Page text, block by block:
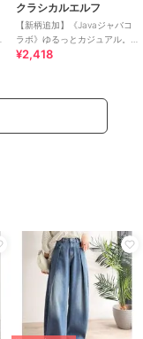
クラシカルエルフ
【新柄追加】《Javaジャバコ
ラボ》ゆるっとカジュアル。
綿100%ピグメント加工グラフ
¥2,418